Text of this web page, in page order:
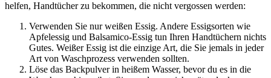
helfen, Handtücher zu bekommen, die nicht vergossen werden:
Verwenden Sie nur weißen Essig. Andere Essigsorten wie
Apfelessig und Balsamico-Essig tun Ihren Handtüchern nichts
Gutes. Weißer Essig ist die einzige Art, die Sie jemals in jeder
Art von Waschprozess verwenden sollten.
Löse das Backpulver in heißem Wasser, bevor du es in die